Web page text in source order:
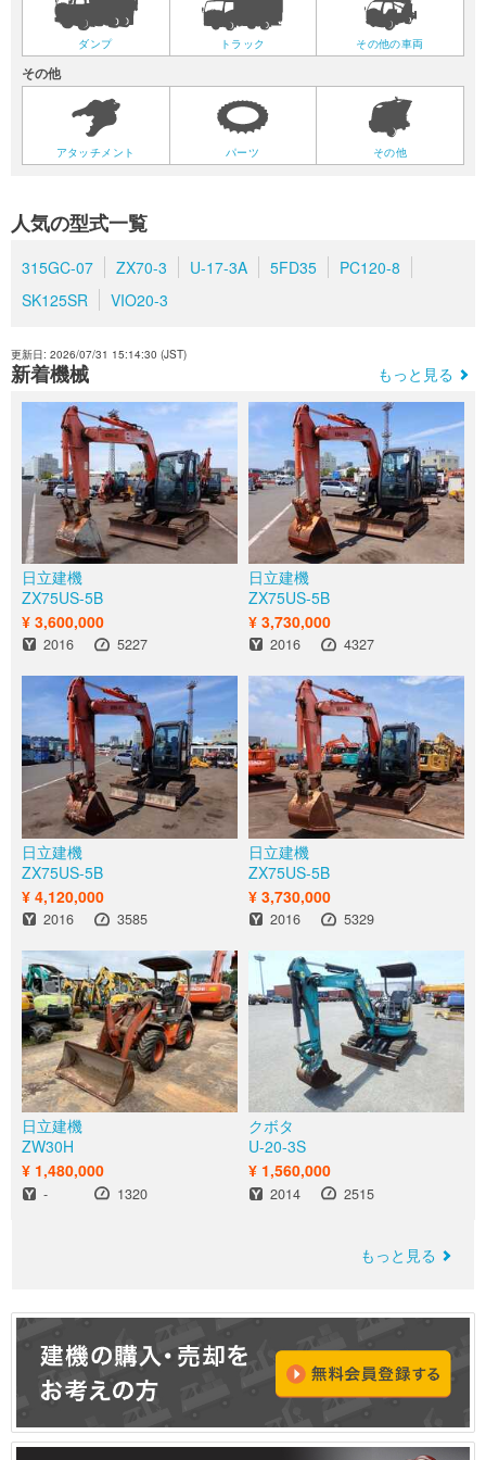
ダンプ トラック その他の車両
その他
アタッチメント パーツ その他
人気の型式一覧
315GC-07 ZX70-3 U-17-3A 5FD35
PC120-8
SK125SR
VIO20-3
新着機械
更新日: 2026/07/31 15:14:30 (JST)
もっと見る
日立建機
ZX75US-5B
¥ 3,600,000
年式
2016 時間
5227
日立建機
ZX75US-5B
¥ 3,730,000
年式
2016 時間
4327
日立建機
ZX75US-5B
¥ 4,120,000
年式
2016 時間
3585
日立建機
ZX75US-5B
¥ 3,730,000
年式
2016 時間
5329
日立建機
ZW30H
¥ 1,480,000
年式
- 時間
1320
クボタ
U-20-3S
¥ 1,560,000
年式
2014 時間
2515
もっと見る